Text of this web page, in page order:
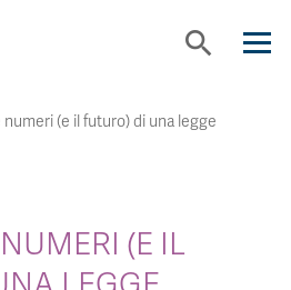
search
numeri (e il futuro) di una legge
(E IL